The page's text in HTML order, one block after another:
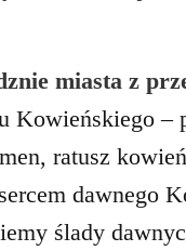
miasta z
ratusz
dawnego
ślady